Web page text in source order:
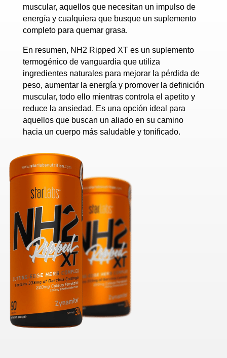
muscular, aquellos que necesitan un impulso de
energía y cualquiera que busque un suplemento
completo para quemar grasa.
En resumen, NH2 Ripped XT es un suplemento
termogénico de vanguardia que utiliza
ingredientes naturales para mejorar la pérdida de
peso, aumentar la energía y promover la definición
muscular, todo ello mientras controla el apetito y
reduce la ansiedad. Es una opción ideal para
aquellos que buscan un aliado en su camino
hacia un cuerpo más saludable y tonificado.